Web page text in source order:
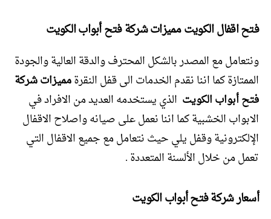
فتح اقفال الكويت مميزات شركة فتح أبواب الكويت
ونتعامل مع المصدر بالشكل المحترف والدقة العالية والجودة
الممتازة كما اننا نقدم الخدمات الى قفل النقرةمميزات شركة
فتح أبواب الكويت الذي يستخدمه العديد من الافراد في
الابواب الخشبية كما اننا نعمل على صيانه واصلاح الاقفال
الإلكترونية وقفل يلي حيث نتعامل مع جميع الاقفال التي
تعمل من خلال الألسنة المتعددة .
أسعار شركة فتح أبواب الكويت